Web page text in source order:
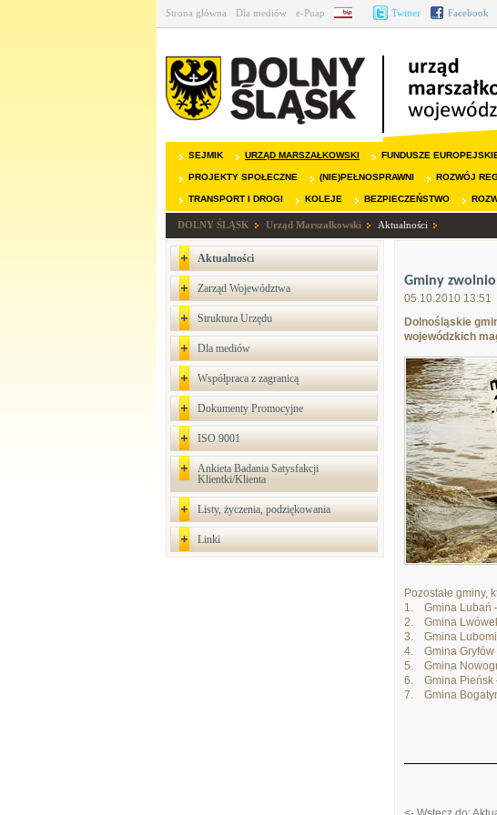
Strona główna Dla mediów e-Puap BIP Twitter Facebook
SEJMIK URZĄD MARSZAŁKOWSKI FUNDUSZE
PROJEKTY SPOŁECZNE (NIE)PEŁNOSPRAWNI ROZWÓJ
TRANSPORT I DROGI KOLEJE BEZPIECZEŃSTWO
DOLNY ŚLĄSK Urząd Marszałkowski Aktualności
Aktualności
Zarząd Województwa
Struktura Urzędu
Dla mediów
Współpraca z zagranicą
Dokumenty Promocyjne
ISO 9001
Ankieta Badania Satysfakcji
Klientki/Klienta
Listy, życzenia, podziękowania
Linki
Gminy
05.10.2010 13:51
Dolnośląskie
wojewódzkich
Pozostałe gminy,
1. Gmina Lubań
2. Gmina
3. Gmina
4. Gmina Gryfów
5. Gmina
6. Gmina Pieńsk
7. Gmina